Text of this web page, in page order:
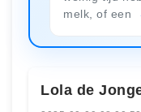
melk, of een
Lola de